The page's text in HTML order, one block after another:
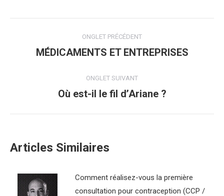
Navigation
commentaire
ONGLET PRÉCÉDENT
Onglet
MÉDICAMENTS ET ENTREPRISES
ONGLET SUIVANT
Onglet
Où est-il le fil d’Ariane ?
Articles Similaires
Comment réalisez-vous la première
consultation pour contraception (CCP /